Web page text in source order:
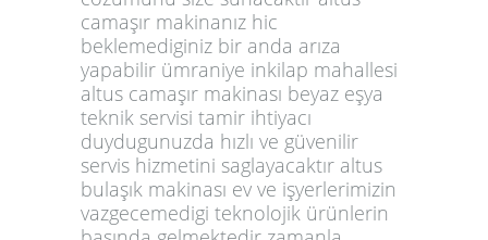
camaşır makinanız hic
beklemediginiz bir anda arıza
yapabilir ümraniye inkilap mahallesi
altus camaşır makinası beyaz eşya
teknik servisi tamir ihtiyacı
duydugunuzda hızlı ve güvenilir
servis hizmetini saglayacaktır altus
bulaşık makinası ev ve işyerlerimizin
vazgecemedigi teknolojik ürünlerin